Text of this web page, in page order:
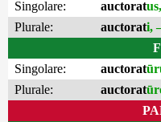
Singolare:
auctorat
Plurale:
auctorati,
Singolare:
auctorat
Plurale:
auctorat